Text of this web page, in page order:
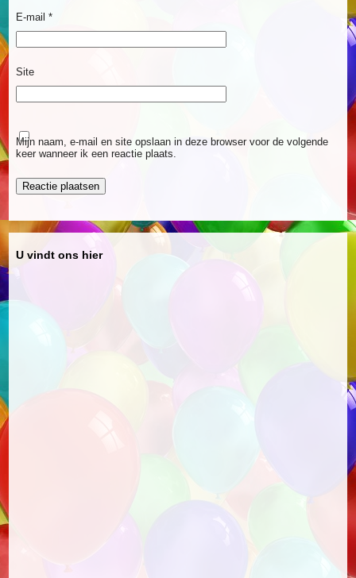
E-mail *
Site
Mijn naam, e-mail en site opslaan in deze browser voor de volgende
keer wanneer ik een reactie plaats.
U vindt ons hier